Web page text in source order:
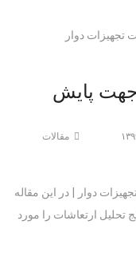
جهت پایش
مقالات
دوار | در این مقاله
تحلیل ارتعاشات را مورد